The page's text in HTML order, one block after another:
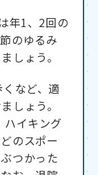
年1、2回の
のゆるみ
しょう。
など、適
しょう。
ハイキング
のスポー
つかった